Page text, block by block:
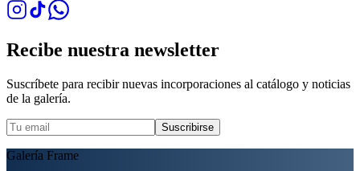
Recibe nuestra newsletter
Suscríbete para recibir nuevas incorporaciones al catálogo y noticias
de la galería.
Suscribirse
Galería Frame